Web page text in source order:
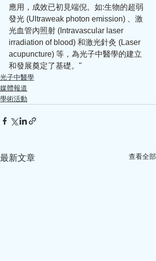
應用，成效已初見端倪。如:生物的超弱
發光 (Ultraweak photon emission) 、激
光血管內照射 (Intravascular laser
irradiation of blood) 和激光針灸 (Laser
acupuncture) 等，為光子中醫學的建立
和發展奠定了基礎。"
光子中醫學
媒體報道
學術活動
最新文章 查看全部